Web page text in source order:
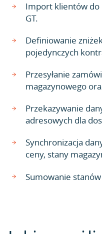
Import klientów do
GT.
Definiowanie
pojedynczych
Przesyłanie
magazynowego
Przekazywanie
adresowych dla
Synchronizacja
ceny, stany
Sumowanie